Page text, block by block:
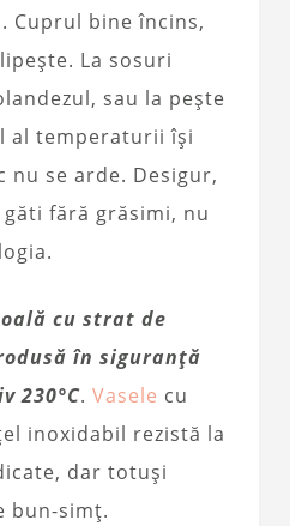
Cuprul bine încins,
La sosuri
sau la pește
al temperaturii își
se arde. Desigur,
fără grăsimi, nu
oală cu strat de
în siguranță
230°C. Vasele cu
inoxidabil rezistă la
dar totuși
bun-simț.